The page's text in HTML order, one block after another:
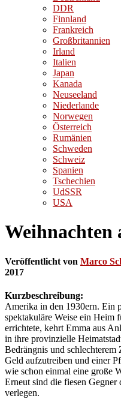
DDR
Finnland
Frankreich
Großbritannien
Irland
Italien
Japan
Kanada
Neuseeland
Niederlande
Norwegen
Österreich
Rumänien
Schweden
Schweiz
Spanien
Tschechien
UdSSR
USA
Weihnachten
Veröffentlicht von Marco
2017
Kurzbeschreibung:
Amerika in den 1930ern. Ein
spektakuläre Weise ein Heim
errichtete, kehrt Emma aus
in ihre provinzielle
Bedrängnis und
Geld aufzutreiben und einer
wie schon einmal eine große
Erneut sind die fiesen
verlegen.